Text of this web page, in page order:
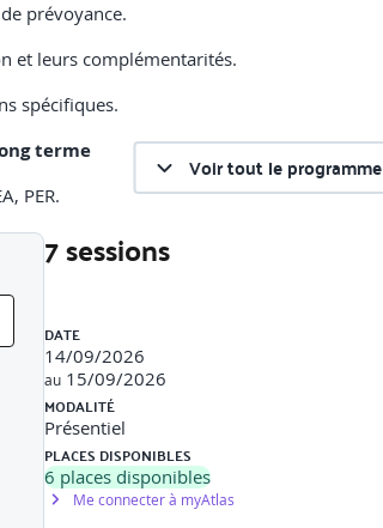
prévoyance.
et leurs complémentarités.
spécifiques.
terme
PER.
prévoyance
et de prévoyance
rentabilité.
Voir tout le programme
7 sessions
DATE
14/09/2026
au 15/09/2026
MODALITÉ
Présentiel
PLACES DISPONIBLES
6 places disponibles
Me connecter à myAtlas